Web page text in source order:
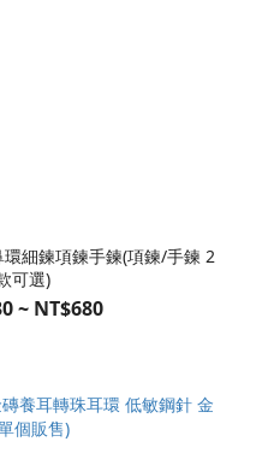
細鍊項鍊手鍊(項鍊/手鍊 2
可選)
~ NT$680